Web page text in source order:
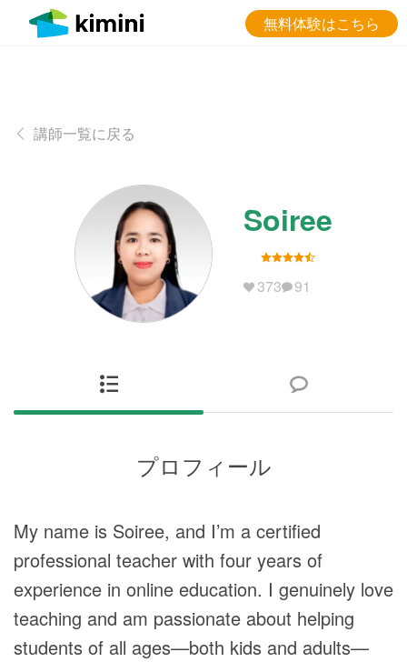
無料体験はこちら
講師一覧に戻る
Soiree
373 91
プロフィール
My name is Soiree, and I’m a certified
professional teacher with four years of
experience in online education. I genuinely love
teaching and am passionate about helping
students of all ages—both kids and adults—